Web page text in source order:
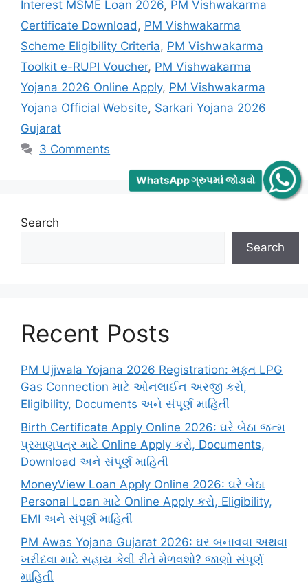
Interest MSME Loan 2026, PM Vishwakarma
Certificate Download, PM Vishwakarma
Scheme Eligibility Criteria, PM Vishwakarma
Toolkit e-RUPI Voucher, PM Vishwakarma
Yojana 2026 Online Apply, PM Vishwakarma
Yojana Official Website, Sarkari Yojana 2026
Gujarat
3 Comments
Search
Search
Recent Posts
PM Ujjwala Yojana 2026 Registration: મફત LPG
Gas Connection માટે ઓનલાઈન અરજી કરો,
Eligibility, Documents અને સંપૂર્ણ માહિતી
Birth Certificate Apply Online 2026: ઘરે બેઠા જન્મ
પ્રમાણપત્ર માટે Online Apply કરો, Documents,
Download અને સંપૂર્ણ માહિતી
MoneyView Loan Apply Online 2026: ઘરે બેઠા
Personal Loan માટે Online Apply કરો, Eligibility,
EMI અને સંપૂર્ણ માહિતી
PM Awas Yojana Gujarat 2026: ઘર બનાવવા અથવા
ખરીદવા માટે સહાય કેવી રીતે મેળવશો? જાણો સંપૂર્ણ
માહિતી
WhatsApp ગ્રુપમાં જોડાવો